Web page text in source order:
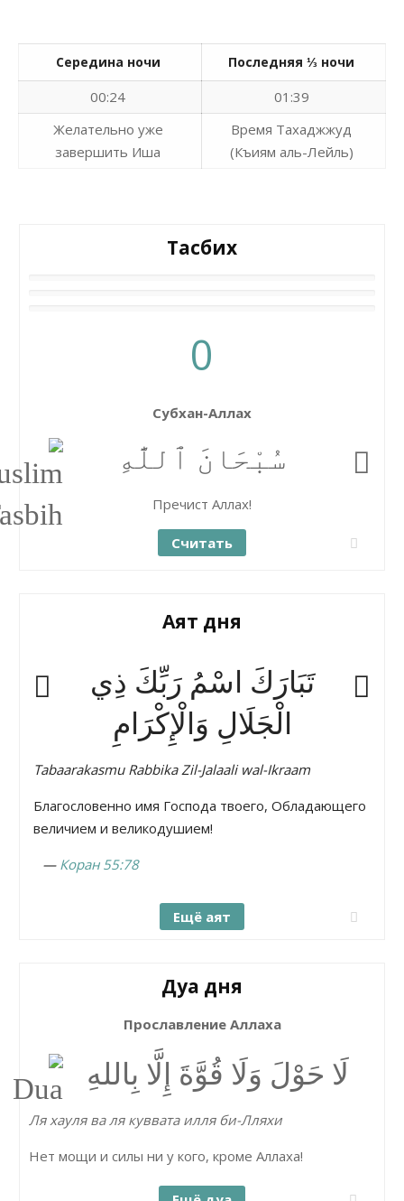
Середина ночи Последняя ⅓ ночи
00:24
01:39
Желательно уже
завершить Иша
Время Тахаджжуд
(Къиям аль-Лейль)
Тасбих
0
Субхан-Аллах
سُبْحَانَ ٱللَّٰهِ
Пречист Аллах!
Считать
Аят дня
تَبَارَكَ اسْمُ رَبِّكَ ذِي
الْجَلَالِ وَالْإِكْرَامِ
Tabaarakasmu Rabbika Zil-Jalaali wal-Ikraam
Благословенно имя Господа твоего, Обладающего
величием и великодушием!
— Коран 55:78
Ещё аят
Дуа дня
Прославление Аллаха
لَا حَوْلَ وَلَا قُوَّةَ إِلَّا بِاللهِ
Ля хауля ва ля куввата илля би-Лляхи
Нет мощи и силы ни у кого, кроме Аллаха!